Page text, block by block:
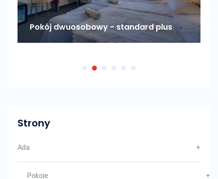
Pokój dwuosobowy - standard plus
Strony
Ada +
Pokoje +